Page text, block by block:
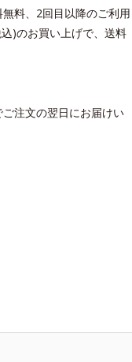
料、2回目以降のご利用
)のお買い上げで、送料
注文の翌日にお届けい